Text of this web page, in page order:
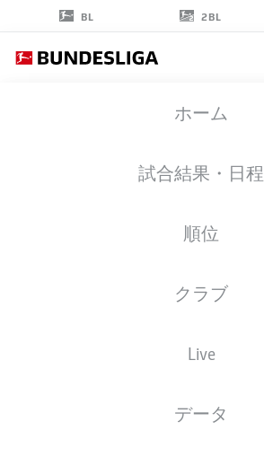
BL 2BL
ホーム
試合結果・日程
順位
クラブ
Live
データ
BORUSSIA MÖNCHENGLADBACH
03.03.2001